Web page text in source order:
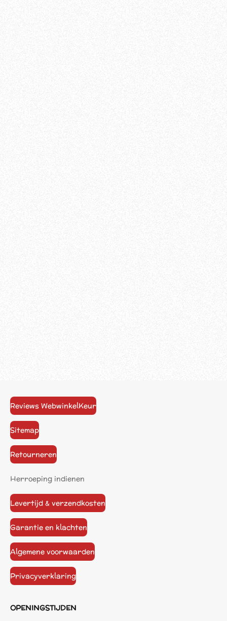
Reviews WebwinkelKeur
Sitemap
Retourneren
Herroeping indienen
Levertijd & verzendkosten
Garantie en klachten
Algemene voorwaarden
Privacyverklaring
OPENINGSTIJDEN